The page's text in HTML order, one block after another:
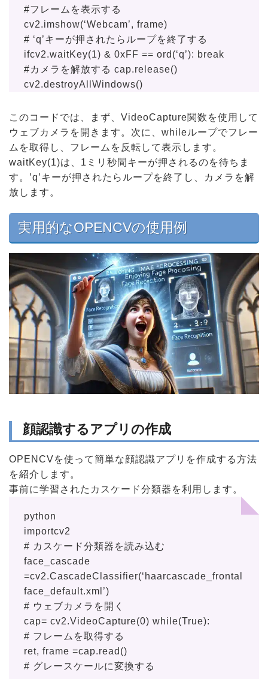
#フレームを表示する
cv2.imshow(‘Webcam’, frame)
# ‘q’キーが押されたらループを終了する
ifcv2.waitKey(1) & 0xFF == ord(‘q’): break
#カメラを解放する cap.release()
cv2.destroyAllWindows()
このコードでは、まず、VideoCapture関数を使用して
ウェブカメラを開きます。次に、whileループでフレー
ムを取得し、フレームを反転して表示します。
waitKey(1)は、1ミリ秒間キーが押されるのを待ちま
す。’q’キーが押されたらループを終了し、カメラを解
放します。
実用的なOPENCVの使用例
顔認識するアプリの作成
OPENCVを使って簡単な顔認識アプリを作成する方法
を紹介します。
事前に学習されたカスケード分類器を利用します。
python
importcv2
# カスケード分類器を読み込む
face_cascade
=cv2.CascadeClassifier(‘haarcascade_frontal
face_default.xml’)
# ウェブカメラを開く
cap= cv2.VideoCapture(0) while(True):
# フレームを取得する
ret, frame =cap.read()
# グレースケールに変換する